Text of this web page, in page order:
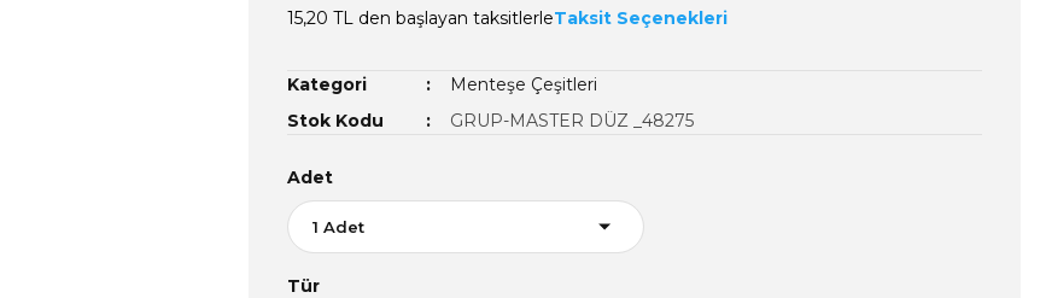
15,20 TL den başlayan taksitlerleTaksit Seçenekleri
Kategori
Menteşe Çeşitleri
Stok Kodu
GRUP-MASTER DÜZ _48275
Adet
Tür